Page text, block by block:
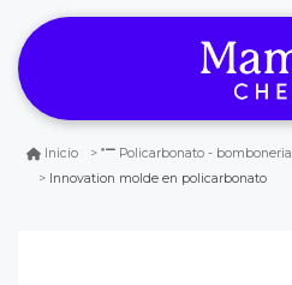
Inicio
Policarbonato - bomboneria
Innovation molde en policarbonato